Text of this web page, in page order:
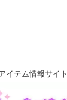
イテム情報サイト